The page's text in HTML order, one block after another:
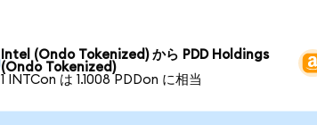
Intel (Ondo Tokenized) から PDD Holdings
(Ondo Tokenized)
1 INTCon は 1.1008 PDDon に相当